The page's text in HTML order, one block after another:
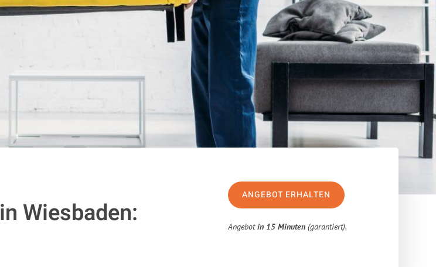
in Wiesbaden:
ANGEBOT ERHALTEN
Angebotin 15 Minuten (garantiert).